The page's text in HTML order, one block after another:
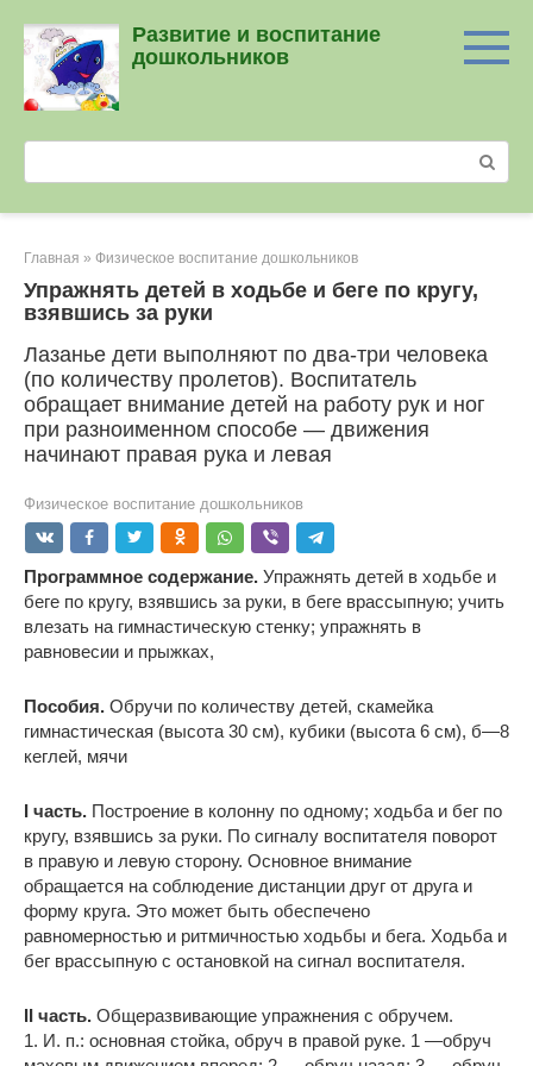
контенту
Развитие и воспитание
дошкольников
Главная » Физическое воспитание дошкольников
Упражнять детей в ходьбе и беге по кругу,
взявшись за руки
Лазанье дети выполняют по два-три человека
(по количеству пролетов). Воспитатель
обращает внимание детей на работу рук и ног
при разноименном способе — движения
начинают правая рука и левая
Физическое воспитание дошкольников
Программное содержание. Упражнять детей в ходьбе и
беге по кругу, взявшись за руки, в беге врассыпную; учить
влезать на гимнастическую стенку; упражнять в
равновесии и прыжках,
Пособия. Обручи по количеству детей, скамейка
гимнастичеcкая (высота 30 см), кубики (высота 6 см), б—8
кеглей, мячи
I часть. Построение в колонну по одному; ходьба и бег по
кругу, взявшись за руки. По сигналу воспитателя поворот
в правую и левую сторону. Основное внимание
обращается на соблюдение дистанции друг от друга и
форму круга. Это может быть обеспечено
равномерностью и ритмичностью ходьбы и бега. Ходьба и
бег врассыпную с остановкой на сигнал воспитателя.
II часть. Общеразвивающие упражнения с обручем.
1. И. п.: основная стойка, обруч в правой руке. 1 —обруч